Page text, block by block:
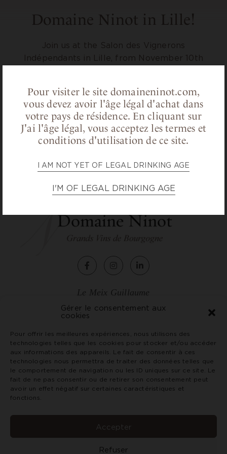
Gérer le consentement aux
cookies
Pour offrir les meilleures expériences, nous utilisons des
technologies telles que les cookies pour stocker et/ou accéder
aux informations des appareils. Le fait de consentir à ces
technologies nous permettra de traiter des données telles que
le comportement de navigation ou les ID uniques sur ce site. Le
fait de ne pas consentir ou de retirer son consentement peut
avoir un effet négatif sur certaines caractéristiques et
fonctions.
Accepter
Refuser
Pour visiter le site domaineninot.com,
vous devez avoir l'âge légal d'achat dans
votre pays de résidence. En cliquant sur
J'ai l'âge légal, vous acceptez les termes et
conditions d'utilisation de ce site.
I AM NOT YET OF LEGAL DRINKING AGE
I'M OF LEGAL DRINKING AGE
Domaine Ninot in Lille!
Join us at the Salon des Vignerons
Indépendants in Lille, from November 10th
wines and have a chat.
See you soon!
Le Meix Guillaume
2, rue de Chagny
71150 Rully - France
Tél. +33 (0)3 85 87 07 79
vin@domaineninot.com
Terms and conditions
Credits and legal notices
with moderation. Prohibition of sale of alcoholic
beverages to minors under 18 years of age.